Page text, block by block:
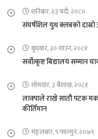
शनिबार, २३ भदौ, २०८०
संघर्षशिल युथ क्लबको दास्रो
बुधबार, ३० साउन, २०८१
सर्वोत्कृष्ट बिद्यालय
सोमवार, ३ बैशाख, २०८१
लाक्पाले राखे सातौ पटक
कीर्तिमान
मङ्लबार, ९ फाल्गुन, २०७९